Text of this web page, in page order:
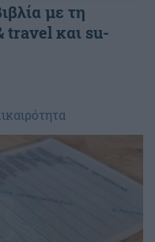
με τη
travel και su-